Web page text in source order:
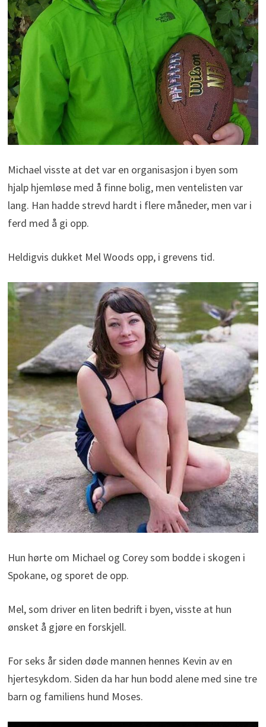
Michael visste at det var en organisasjon i byen som
hjalp hjemløse med å finne bolig, men ventelisten var
lang. Han hadde strevd hardt i flere måneder, men var i
ferd med å gi opp.
Heldigvis dukket Mel Woods opp, i grevens tid.
Hun hørte om Michael og Corey som bodde i skogen i
Spokane, og sporet de opp.
Mel, som driver en liten bedrift i byen, visste at hun
ønsket å gjøre en forskjell.
For seks år siden døde mannen hennes Kevin av en
hjertesykdom. Siden da har hun bodd alene med sine tre
barn og familiens hund Moses.